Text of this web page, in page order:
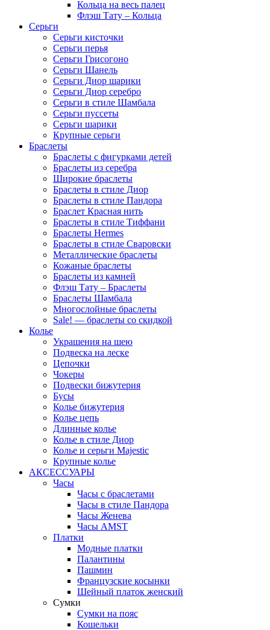
Кольца на весь палец
Флэш Тату – Кольца
Серьги
Серьги кисточки
Серьги перья
Серьги Грисогоно
Серьги Шанель
Серьги Диор шарики
Серьги Диор серебро
Серьги в стиле Шамбала
Серьги пуссеты
Серьги шарики
Крупные серьги
Браслеты
Браслеты с фигурками детей
Браслеты из серебра
Широкие браслеты
Браслеты в стиле Диор
Браслеты в стиле Пандора
Браслет Красная нить
Браслеты в стиле Тиффани
Браслеты Hermes
Браслеты в стиле Сваровски
Металлические браслеты
Кожаные браслеты
Браслеты из камней
Флэш Тату – Браслеты
Браслеты Шамбала
Многослойные браслеты
Sale! — браслеты со скидкой
Колье
Украшения на шею
Подвеска на леске
Цепочки
Чокеры
Подвески бижутерия
Бусы
Колье бижутерия
Колье цепь
Длинные колье
Колье в стиле Диор
Колье и серьги Majestic
Крупные колье
АКСЕССУАРЫ
Часы
Часы с браслетами
Часы в стиле Пандора
Часы Женева
Часы AMST
Платки
Модные платки
Палантины
Пашмин
Французские косынки
Шейный платок женский
Сумки
Сумки на пояс
Кошельки